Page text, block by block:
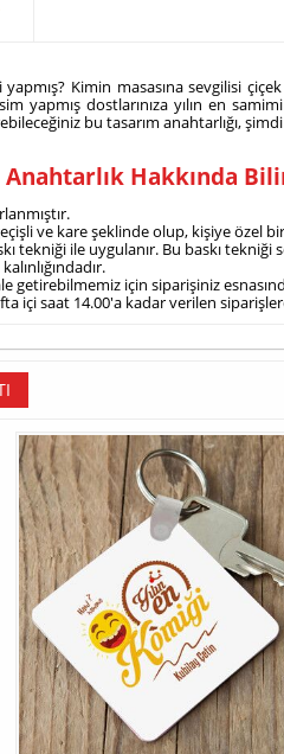
Kimin masasına sevgilisi
yapmış dostlarınıza yılın en
bu tasarım anahtarlığı,
Anahtarlık Hakkında
ve kare şeklinde olup, kişiye özel
tekniği ile uygulanır. Bu baskı
getirebilmemiz için siparişiniz
içi saat 14.00'a kadar verilen